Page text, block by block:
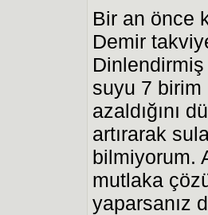
Bir an önce
Demir
suyu 7 birim
azaldığını
artırarak
bilmiyorum.
mutlaka
yaparsanız